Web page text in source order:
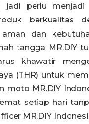
jadi perlu menjadi
berkualitas
dan
tangga MR.DIY
khawatir
(THR) untuk
moto MR.DIY
setiap hari
MR.DIY